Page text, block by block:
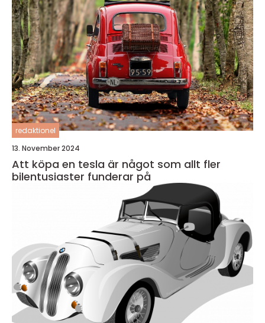
redaktionel
13. November 2024
Att köpa en tesla är något som allt fler
bilentusiaster funderar på